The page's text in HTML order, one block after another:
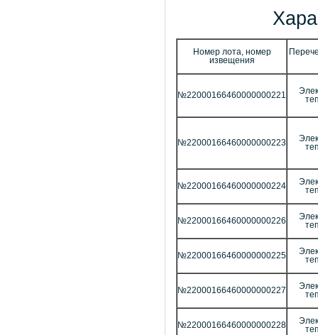
Номер лота, номер
извещения
№22000166460000000221
№22000166460000000223
№22000166460000000224
№22000166460000000226
№22000166460000000225
№22000166460000000227
№22000166460000000228